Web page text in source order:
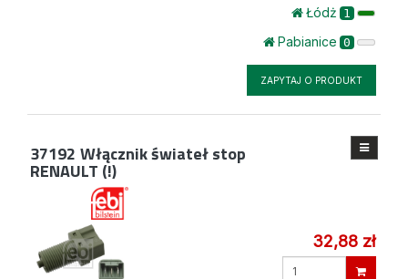
Łódż 1
Pabianice 0
ZAPYTAJ O PRODUKT
37192 Włącznik świateł stop
RENAULT (!)
32,88 zł
Wprowadź